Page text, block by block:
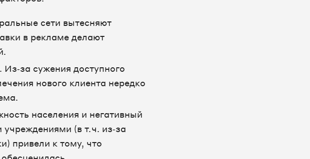
сети вытесняют
в рекламе делают
. Из‑за сужения доступного
нового клиента нередко
населения и негативный
(в т. ч. из‑за
привели к тому, что